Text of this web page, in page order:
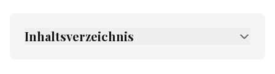
Inhaltsverzeichnis